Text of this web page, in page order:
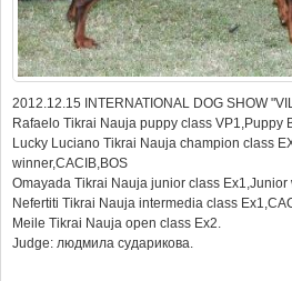
2012.12.15 INTERNATIONAL DOG SHOW
Rafaelo Tikrai Nauja puppy class VP1,Puppy
Lucky Luciano Tikrai Nauja champion class
winner,CACIB,BOS
Omayada Tikrai Nauja junior class Ex1,Junior
Nefertiti Tikrai Nauja intermedia class
Meile Tikrai Nauja open class Ex2.
Judge: людмила сударикова.